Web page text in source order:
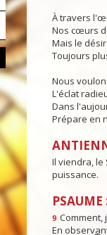
À travers
Nos cœurs
Mais le
Toujours
Nous
L'éclat
Dans
Prépare en
Il viendra, le
puissance.
9 Comment,
En observa